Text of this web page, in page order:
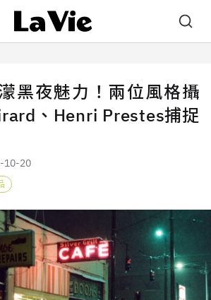
黑夜魅力！兩位風格攝
、Henri Prestes捕捉
10-20